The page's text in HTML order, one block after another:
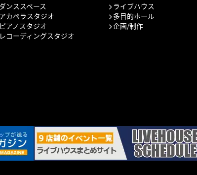
ダンススペース
アカペラスタジオ
ピアノスタジオ
レコーディングスタジオ
ライブハウス
多目的ホール
企画/制作